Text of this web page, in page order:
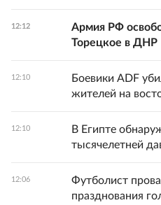
12:12
Армия РФ
Торецкое в ДНР
12:10
Боевики ADF
жителей на
12:10
В Египте
тысячелетней
12:06
Футболист
празднования